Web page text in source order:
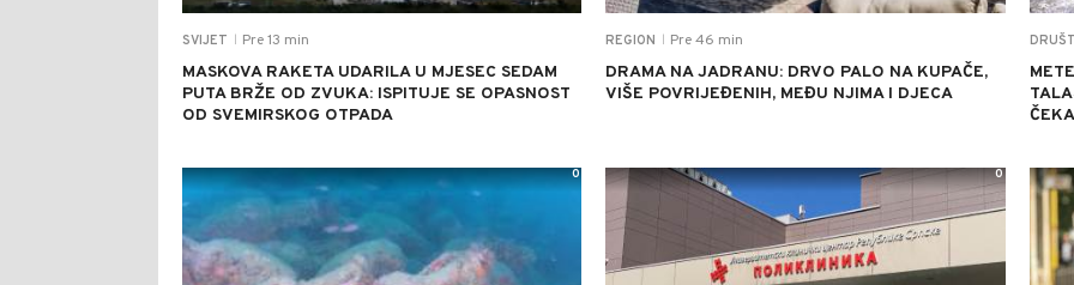
SVIJET Pre 13 min
MASKOVA RAKETA UDARILA U MJESEC SEDAM
PUTA BRŽE OD ZVUKA: ISPITUJE SE OPASNOST
OD SVEMIRSKOG OTPADA
REGION Pre 46 min
DRAMA NA JADRANU: DRVO PALO NA KUPAČE,
VIŠE POVRIJEĐENIH, MEĐU NJIMA I DJECA
0 0